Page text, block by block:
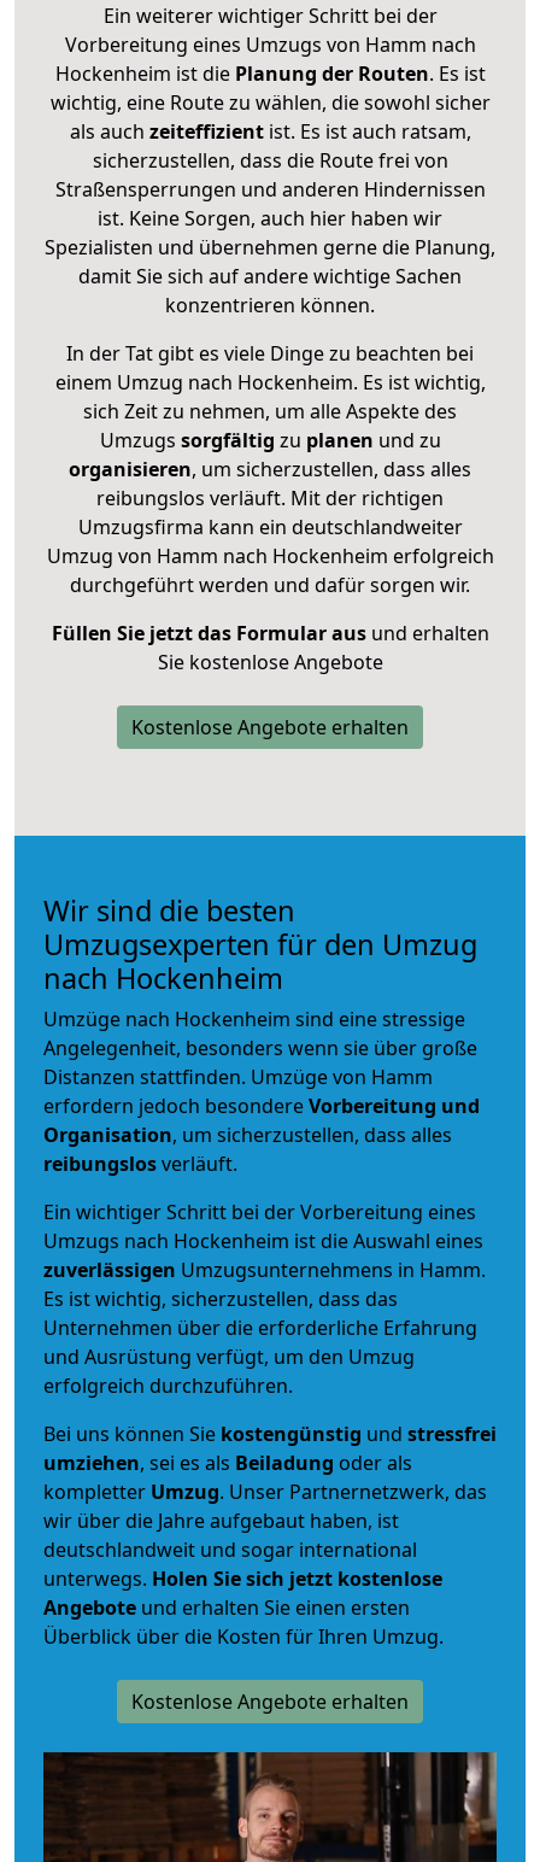
Ein weiterer wichtiger Schritt bei der
Vorbereitung eines Umzugs von Hamm nach
Hockenheim ist diePlanung der Routen. Es ist
wichtig, eine Route zu wählen, die sowohl sicher
als auch zeiteffizientist. Es ist auch ratsam,
sicherzustellen, dass die Route frei von
Straßensperrungen und anderen Hindernissen
ist. Keine Sorgen, auch hier haben wir
Spezialisten und übernehmen gerne die Planung,
damit Sie sich auf andere wichtige Sachen
konzentrieren können.
In der Tat gibt es viele Dinge zu beachten bei
einem Umzug nach Hockenheim. Es ist wichtig,
sich Zeit zu nehmen, um alle Aspekte des
Umzugs sorgfältig zu planen und zu
organisieren, um sicherzustellen, dass alles
reibungslos verläuft. Mit der richtigen
Umzugsfirma kann ein deutschlandweiter
Umzug von Hamm nach Hockenheim erfolgreich
durchgeführt werden und dafür sorgen wir.
Füllen Sie jetzt das Formular ausund erhalten
Sie kostenlose Angebote
Kostenlose Angebote erhalten
Wir sind die besten
Umzugsexperten für den Umzug
nach Hockenheim
Umzüge nach Hockenheim sind eine stressige
Angelegenheit, besonders wenn sie über große
Distanzen stattfinden. Umzüge von Hamm
erfordern jedoch besondereVorbereitung und
Organisation, um sicherzustellen, dass alles
reibungslosverläuft.
Ein wichtiger Schritt bei der Vorbereitung eines
Umzugs nach Hockenheim ist die Auswahl eines
zuverlässigen Umzugsunternehmens in Hamm.
Es ist wichtig, sicherzustellen, dass das
Unternehmen über die erforderliche Erfahrung
und Ausrüstung verfügt, um den Umzug
erfolgreich durchzuführen.
Bei uns können Sie kostengünstig und stressfrei
umziehen, sei es als Beiladung oder als
kompletter Umzug. Unser Partnernetzwerk, das
wir über die Jahre aufgebaut haben, ist
deutschlandweit und sogar international
unterwegs. Holen Sie sich jetzt kostenlose
Angebote und erhalten Sie einen ersten
Überblick über die Kosten für Ihren Umzug.
Kostenlose Angebote erhalten